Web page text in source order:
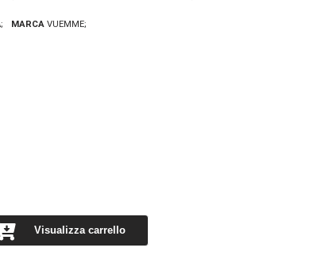
MARCA VUEMME
Visualizza carrello